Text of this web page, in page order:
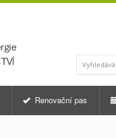
Renovační pas